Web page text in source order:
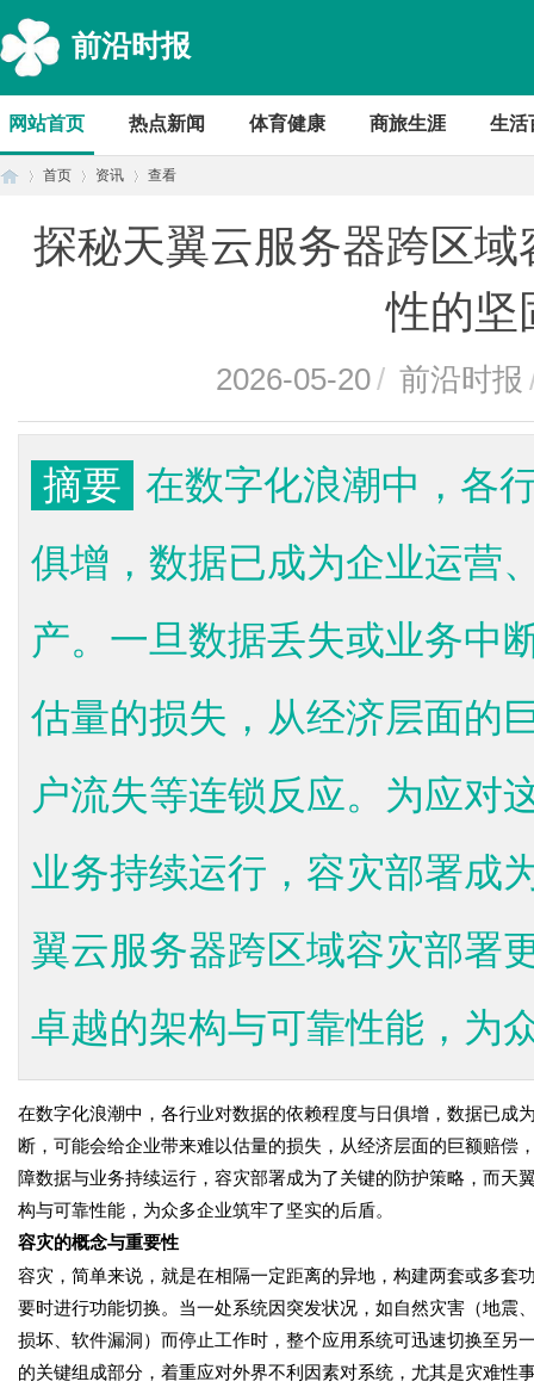
前沿时报
网站首页 热点新闻 体育健康 商旅生涯 生活
首页 资讯 查看
探秘天翼云服务器跨区
性的坚
2026-05-20/ 前沿时报
摘要 在数字化浪潮中，各
俱增，数据已成为企业运营
产。一旦数据丢失或业务中
估量的损失，从经济层面的
户流失等连锁反应。为应对
业务持续运行，容灾部署成
翼云服务器跨区域容灾部署
卓越的架构与可靠性能，为
在数字化浪潮中，各行业对数据的依赖程度与日俱增，数据已成
断，可能会给企业带来难以估量的损失，从经济层面的巨额赔
障数据与业务持续运行，容灾部署成为了关键的防护策略，而天
构与可靠性能，为众多企业筑牢了坚实的后盾。
容灾的概念与重要性
容灾，简单来说，就是在相隔一定距离的异地，构建两套或多套
要时进行功能切换。当一处系统因突发状况，如自然灾害（地震
损坏、软件漏洞）而停止工作时，整个应用系统可迅速切换至另
的关键组成部分，着重应对外界不利因素对系统，尤其是灾难